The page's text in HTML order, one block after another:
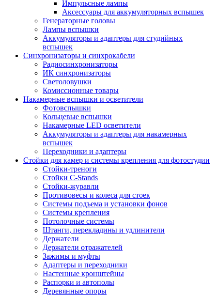
Импульсные лампы
Аксессуары для аккумуляторных вспышек
Генераторные головы
Лампы вспышки
Аккумуляторы и адаптеры для студийных
вспышек
Синхронизаторы и синхрокабели
Радиосинхронизаторы
ИК синхронизаторы
Светоловушки
Комиссионные товары
Накамерные вспышки и осветители
Фотовспышки
Кольцевые вспышки
Накамерные LED осветители
Аккумуляторы и адаптеры для накамерных
вспышек
Переходники и адаптеры
Стойки для камер и системы крепления для фотостудии
Стойки-треноги
Стойки C-Stands
Стойки-журавли
Противовесы и колеса для стоек
Системы подъема и установки фонов
Системы крепления
Потолочные системы
Штанги, перекладины и удлинители
Держатели
Держатели отражателей
Зажимы и муфты
Адаптеры и переходники
Настенные кронштейны
Распорки и автополы
Деревянные опоры